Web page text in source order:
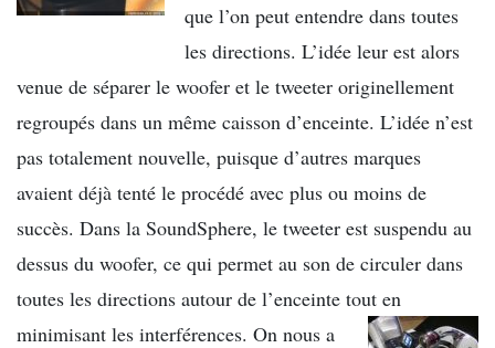
que l’on peut entendre dans toutes
les directions. L’idée leur est alors
venue de séparer le woofer et le tweeter originellement
regroupés dans un même caisson d’enceinte. L’idée n’est
pas totalement nouvelle, puisque d’autres marques
avaient déjà tenté le procédé avec plus ou moins de
succès. Dans la SoundSphere, le tweeter est suspendu au
dessus du woofer, ce qui permet au son de circuler dans
toutes les directions autour de l’enceinte tout en
minimisant les interférences. On nous a